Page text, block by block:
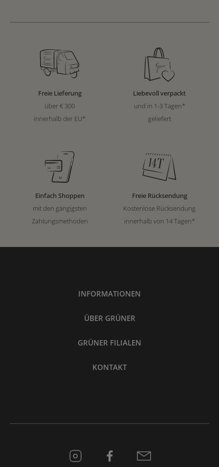
Freie Lieferung
über € 300
innerhalb der EU*
Liebevoll verpackt
und in 1-3 Tagen*
geliefert
Einfach Shoppen
mit den gängigsten
Zahlungsmethoden
Freie Rücksendung
Kostenlose Rücksendung
innerhalb von 14 Tagen*
INFORMATIONEN
ÜBER GRÜNER
GRÜNER FILIALEN
KONTAKT